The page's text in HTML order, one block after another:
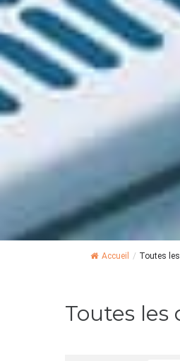
Accueil / Toutes
Toutes les